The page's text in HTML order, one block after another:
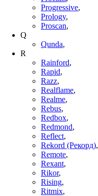
Progressive,
Prology,
Proscan,
Q
Qunda,
R
Rainford,
Rapid,
Razz,
Realflame,
Realme,
Rebus,
Redbox,
Redmond,
Reflect,
Rekord (Рекорд),
Remote,
Rexant,
Rikor,
Rising,
Ritmix,